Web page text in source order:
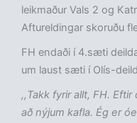
leikmaður Vals 2 og
Aftureldingar skoruðu
FH endaði í 4.sæti
um laust sæti í Olís-
,,Takk fyrir allt, FH.
að nýjum kafla. Ég er